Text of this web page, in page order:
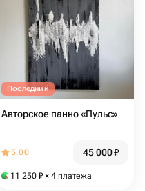
Последний
Авторское панно «Пульс»
5.00 45 000₽
11 250 ₽ × 4 платежа